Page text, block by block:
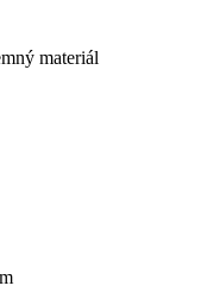
materiál